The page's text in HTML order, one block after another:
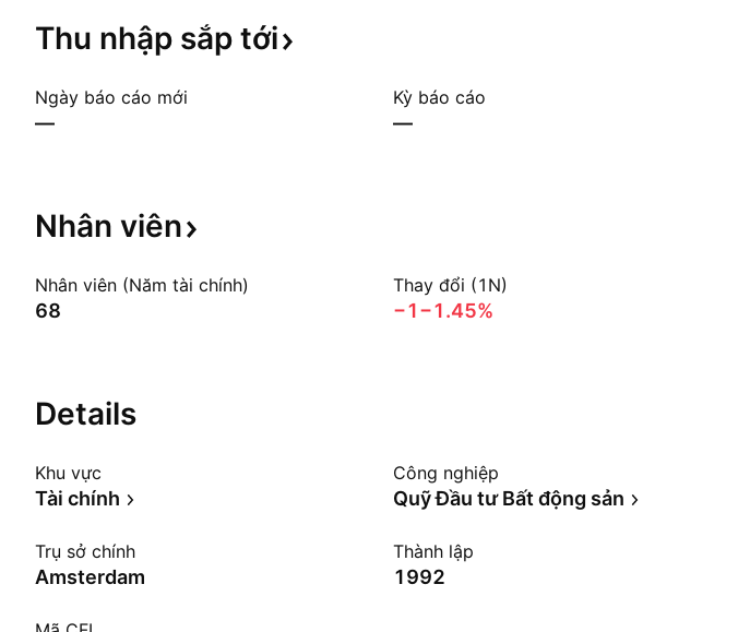
Thu nhập sắp tới
Ngày báo cáo mới
—
Kỳ báo cáo
—
Nhân viên
Nhân viên (Năm tài chính)
68
Thay đổi (1N)
−1−1.45%
Details
Khu vực
Tài chính
Công nghiệp
Quỹ Đầu tư Bất động sản
Trụ sở chính
Amsterdam
Thành lập
1992